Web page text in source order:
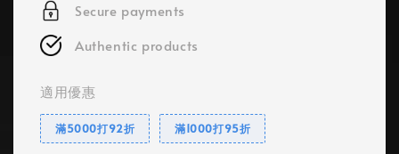
Secure payments
Authentic products
適用優惠
滿5000打92折 滿1000打95折